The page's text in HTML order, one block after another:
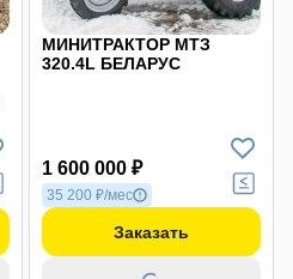
МИНИТРАКТОР МТЗ
320.4L БЕЛАРУС
1 600 000 ₽
35 200 ₽/мес
Заказать